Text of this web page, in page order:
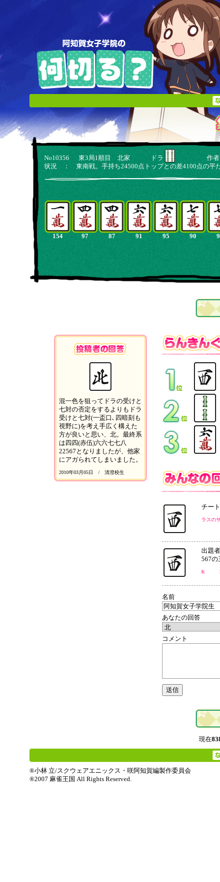
No10356 東3局1順目 北家 ドラ
作者：
状況 ： 東南戦。手持ち24500点トップとの差4100点の平
154 97 87 91 95 90
混一色を狙ってドラの受けと
七対の否定をするよりもドラ
受けと七対(一盃口､四暗刻も
視野に)を考え手広く構えた
方が良いと思い、北。最終系
は四四(赤伍)六六七七八
22567となりましたが、他家
にアガられてしまいました。
2010年03月05日 / 清澄校生
チー
ラス
出題
567の
K
名前
あなたの回答
コメント
現在
®小林 立/スクウェアエニックス・咲阿知賀編製作委員会
®2007 麻雀王国 All Rights Reserved.